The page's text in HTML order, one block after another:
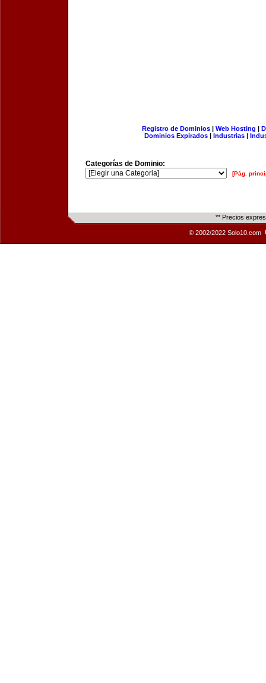
Registro de Dominios| Web Hosting |
Dominios Expirados | Industrias |
Categorías de Dominio:
[Pág.
** Precios
© 2002/2022 Solo10.com